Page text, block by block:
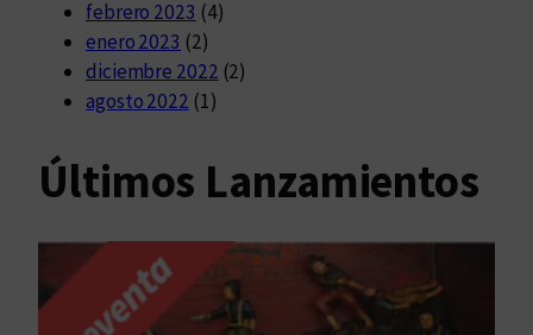
febrero 2023 (4)
enero 2023 (2)
diciembre 2022 (2)
agosto 2022 (1)
Últimos Lanzamientos